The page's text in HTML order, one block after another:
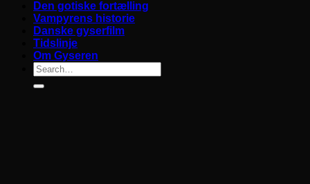
Den gotiske fortælling
Vampyrens historie
Danske gyserfilm
Tidslinje
Om Gyseren